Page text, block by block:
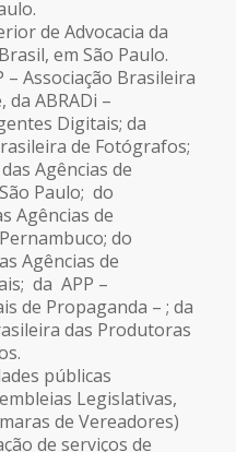
de Advocacia da
em São Paulo.
– Associação Brasileira
da ABRADi –
Digitais; da
de Fotógrafos;
Agências de
Paulo; do
Agências de
do
Agências de
da APP –
de Propaganda – ; da
das Produtoras
públicas
Legislativas,
de Vereadores)
de serviços de